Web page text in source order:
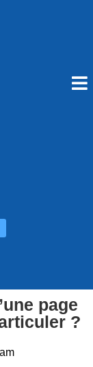
page
?